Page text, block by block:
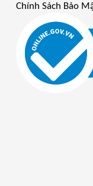
Chính Sách Bảo